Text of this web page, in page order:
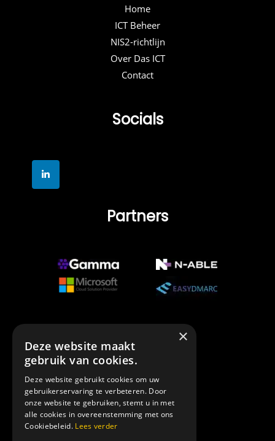
Home
ICT Beheer
NIS2-richtlijn
Over Das ICT
Contact
Socials
Partners
Erkenning
×
Deze website maakt
gebruik van cookies.
Deze website gebruikt cookies om uw
gebruikerservaring te verbeteren. Door
onze website te gebruiken, stemt u in met
alle cookies in overeenstemming met ons
Cookiebeleid. Lees verder